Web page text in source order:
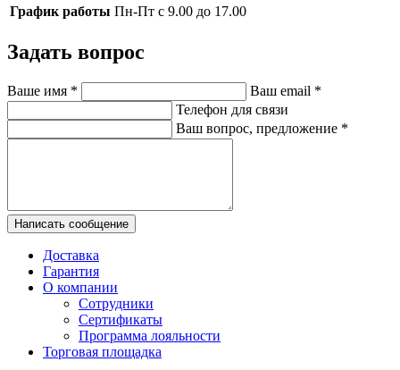
График работы Пн-Пт с 9.00 до 17.00
Задать вопрос
Ваше имя * Ваш email *
Телефон для связи
Ваш вопрос, предложение *
Написать сообщение
Доставка
Гарантия
О компании
Сотрудники
Сертификаты
Программа лояльности
Торговая площадка